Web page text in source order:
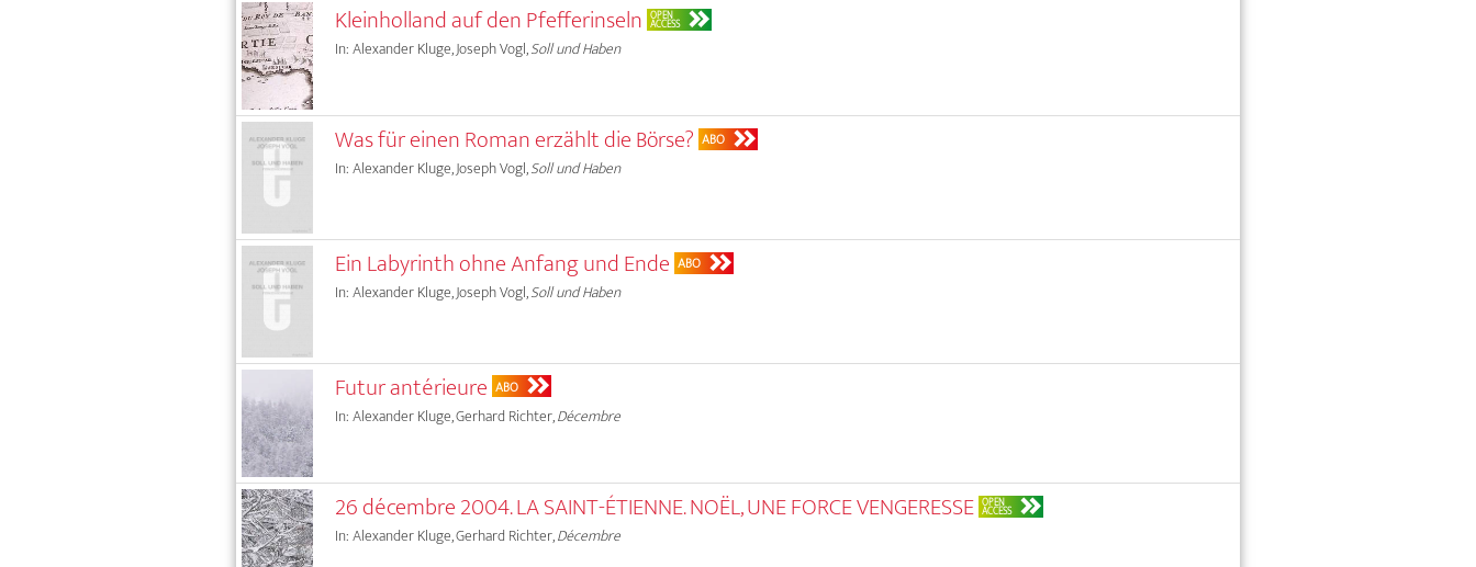
Kleinholland auf den Pfefferinseln OPEN
ACCESS
In: Alexander Kluge, Joseph Vogl,Soll und Haben
Was für einen Roman erzählt die Börse? ABO
In: Alexander Kluge, Joseph Vogl,Soll und Haben
Ein Labyrinth ohne Anfang und Ende ABO
In: Alexander Kluge, Joseph Vogl,Soll und Haben
Futur antérieure ABO
In: Alexander Kluge, Gerhard Richter,Décembre
26 décembre 2004. LA SAINT-ÉTIENNE. NOËL, UNE FORCE VENGERESSE OPEN
ACCESS
In: Alexander Kluge, Gerhard Richter,Décembre